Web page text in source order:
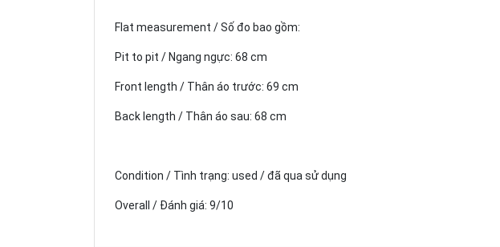
Flat measurement / Số đo bao gồm:
Pit to pit / Ngang ngực: 68 cm
Front length / Thân áo trước: 69 cm
Back length / Thân áo sau: 68 cm
Condition / Tình trạng: used / đã qua sử dụng
Overall / Đánh giá: 9/10